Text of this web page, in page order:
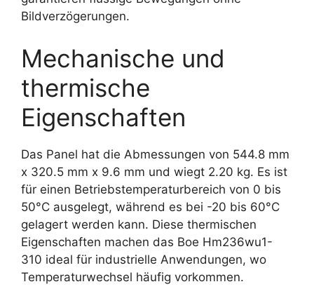
Bildverzögerungen.
Mechanische und
thermische
Eigenschaften
Das Panel hat die Abmessungen von 544.8 mm
x 320.5 mm x 9.6 mm und wiegt 2.20 kg. Es ist
für einen Betriebstemperaturbereich von 0 bis
50°C ausgelegt, während es bei -20 bis 60°C
gelagert werden kann. Diese thermischen
Eigenschaften machen das Boe Hm236wu1-
310 ideal für industrielle Anwendungen, wo
Temperaturwechsel häufig vorkommen.